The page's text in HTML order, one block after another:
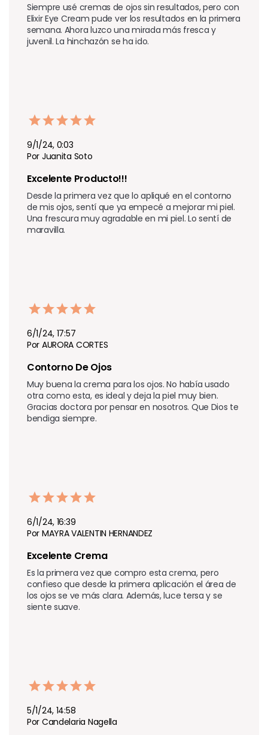
Siempre usé cremas de ojos sin resultados, pero con
Elixir Eye Cream pude ver los resultados en la primera
semana. Ahora luzco una mirada más fresca y
juvenil. La hinchazón se ha ido.
9/1/24, 0:03
Por Juanita Soto
Excelente Producto!!!
Desde la primera vez que lo apliqué en el contorno
de mis ojos, sentí que ya empecé a mejorar mi piel.
Una frescura muy agradable en mi piel. Lo sentí de
maravilla.
6/1/24, 17:57
Por AURORA CORTES
Contorno De Ojos
Muy buena la crema para los ojos. No había usado
otra como esta, es ideal y deja la piel muy bien.
Gracias doctora por pensar en nosotros. Que Dios te
bendiga siempre.
6/1/24, 16:39
Por MAYRA VALENTIN HERNANDEZ
Excelente Crema
Es la primera vez que compro esta crema, pero
confieso que desde la primera aplicación el área de
los ojos se ve más clara. Además, luce tersa y se
siente suave.
5/1/24, 14:58
Por Candelaria Nagella